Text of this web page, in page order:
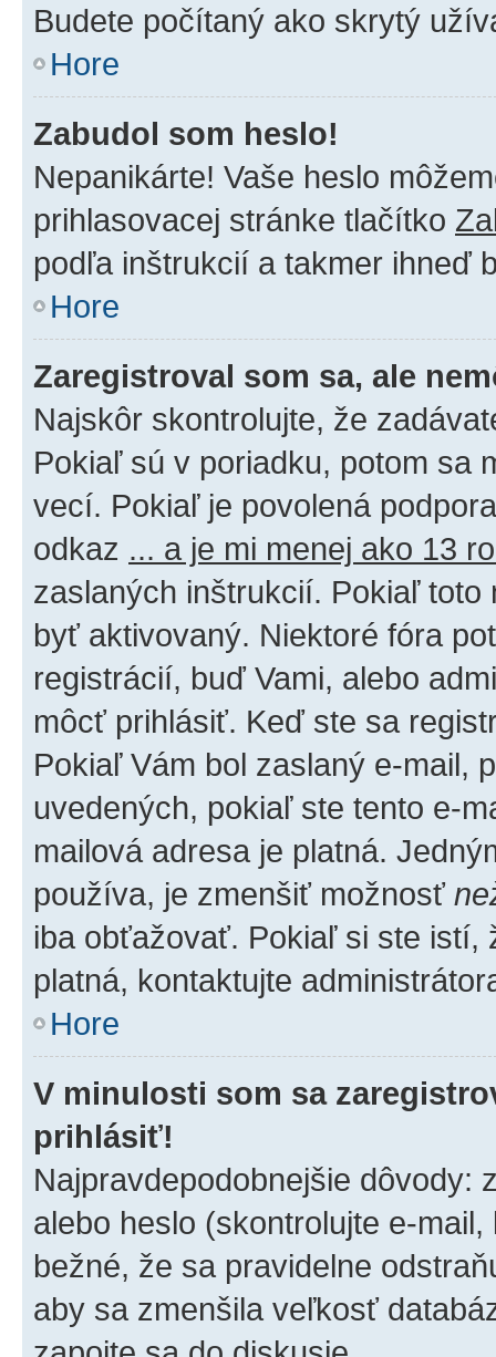
Budete počítaný ako skrytý
Hore
Zabudol som heslo!
Nepanikárte! Vaše heslo
prihlasovacej stránke tlačítko
podľa inštrukcií a takmer ihneď
Hore
Zaregistroval som sa, ale
Najskôr skontrolujte, že
Pokiaľ sú v poriadku, potom sa
vecí. Pokiaľ je povolená
odkaz ... a je mi menej ako 13
zaslaných inštrukcií. Pokiaľ
byť aktivovaný. Niektoré fóra
registrácií, buď Vami, alebo
môcť prihlásiť. Keď ste sa
Pokiaľ Vám bol zaslaný e-mail,
uvedených, pokiaľ ste tento e-
mailová adresa je platná.
používa, je zmenšiť možnosť
iba obťažovať. Pokiaľ si ste istí,
platná, kontaktujte
Hore
V minulosti som sa
prihlásiť!
Najpravdepodobnejšie dôvody:
alebo heslo (skontrolujte e-
bežné, že sa pravidelne
aby sa zmenšila veľkosť